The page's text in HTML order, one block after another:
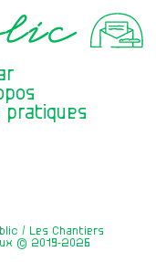
pratiques
/ Les Chantiers
© 2019-2026